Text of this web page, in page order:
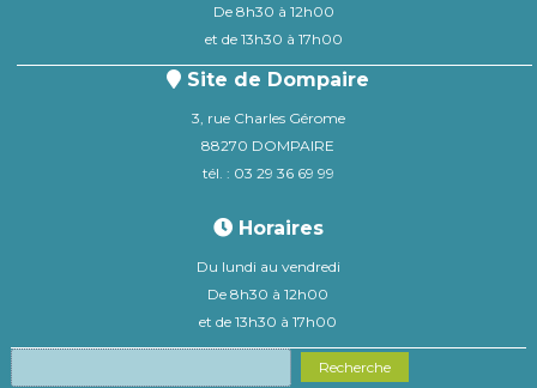
De 8h30 à 12h00
et de 13h30 à 17h00
Site de Dompaire
3, rue Charles Gérome
88270 DOMPAIRE
tél. : 03 29 36 69 99
Horaires
Du lundi au vendredi
De 8h30 à 12h00
et de 13h30 à 17h00
Recherche